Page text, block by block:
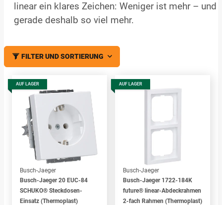
linear ein klares Zeichen: Weniger ist mehr – und
gerade deshalb so viel mehr.
FILTER UND SORTIERUNG
AUF LAGER
Busch-Jaeger
Busch-Jaeger 20 EUC-84
SCHUKO® Steckdosen-
Einsatz (Thermoplast)
AUF LAGER
Busch-Jaeger
Busch-Jaeger 1722-184K
future® linear-Abdeckrahmen
2-fach Rahmen (Thermoplast)